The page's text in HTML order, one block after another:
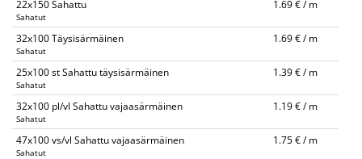
22x150 Sahattu
Sahatut
1.69 € / m
32x100 Täysisärmäinen
Sahatut
1.69 € / m
25x100 st Sahattu täysisärmäinen
Sahatut
1.39 € / m
32x100 pl/vl Sahattu vajaasärmäinen
Sahatut
1.19 € / m
47x100 vs/vl Sahattu vajaasärmäinen
Sahatut
1.75 € / m